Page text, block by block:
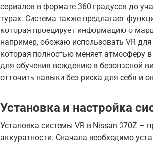
сериалов в формате 360 градусов до
турах. Система также предлагает
которая проецирует информацию о
например, обожаю использовать VR
которая полностью меняет атмосферу
для обучения вождению в безопасной
отточить навыки без риска для себя и
Установка и настройка
Установка системы VR в Nissan 370Z –
аккуратности. Сначала необходимо